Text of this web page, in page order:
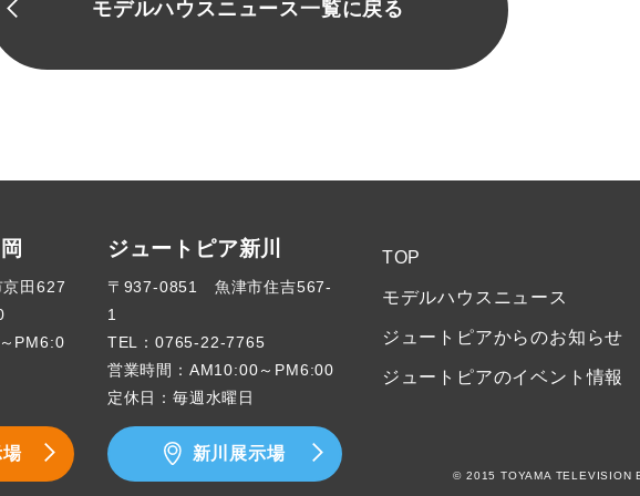
モデルハウスニュース一覧に戻る
TOP
モデルハウスニュース
ジュートピアからのお知らせ
ジュートピアのイベント情報
田627
PM6:0
ジュートピア新川
〒937-0851 魚津市住吉567-
1
TEL：0765-22-7765
営業時間：AM10:00～PM6:00
定休日：毎週水曜日
新川展示場
© 2015 TOYAMA TELEVISION